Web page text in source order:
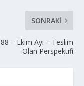
SONRAKI
– Ekim Ayı – Teslim
Olan Perspektifi